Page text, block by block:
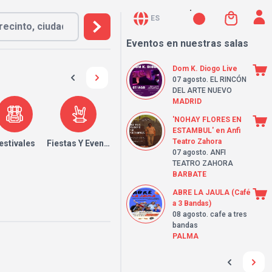
Fiestas Y Eventos
ES
Eventos en nuestras salas
Dom K. Diogo Live
07 agosto. EL RINCÓN
DEL ARTE NUEVO
MADRID
'NOHAY FLORES EN
ESTAMBUL' en Anfi
Teatro Zahora
07 agosto. ANFI
TEATRO ZAHORA
BARBATE
ABRE LA JAULA (Café
a 3 Bandas)
08 agosto. cafe a tres
bandas
PALMA